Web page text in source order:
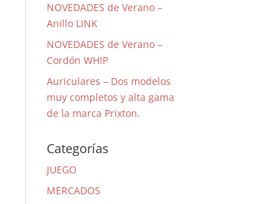
NOVEDADES de Verano –
Anillo LINK
NOVEDADES de Verano –
Cordón WHIP
Auriculares – Dos modelos
muy completos y alta gama
de la marca Prixton.
Categorías
JUEGO
MERCADOS